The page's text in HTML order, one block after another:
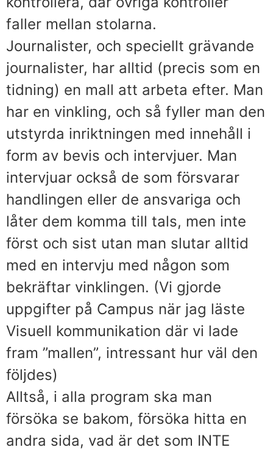
faller mellan stolarna.
Journalister, och speciellt grävande
journalister, har alltid (precis som en
tidning) en mall att arbeta efter. Man
har en vinkling, och så fyller man den
utstyrda inriktningen med innehåll i
form av bevis och intervjuer. Man
intervjuar också de som försvarar
handlingen eller de ansvariga och
låter dem komma till tals, men inte
först och sist utan man slutar alltid
med en intervju med någon som
bekräftar vinklingen. (Vi gjorde
uppgifter på Campus när jag läste
Visuell kommunikation där vi lade
fram ”mallen”, intressant hur väl den
följdes)
Alltså, i alla program ska man
försöka se bakom, försöka hitta en
andra sida, vad är det som INTE